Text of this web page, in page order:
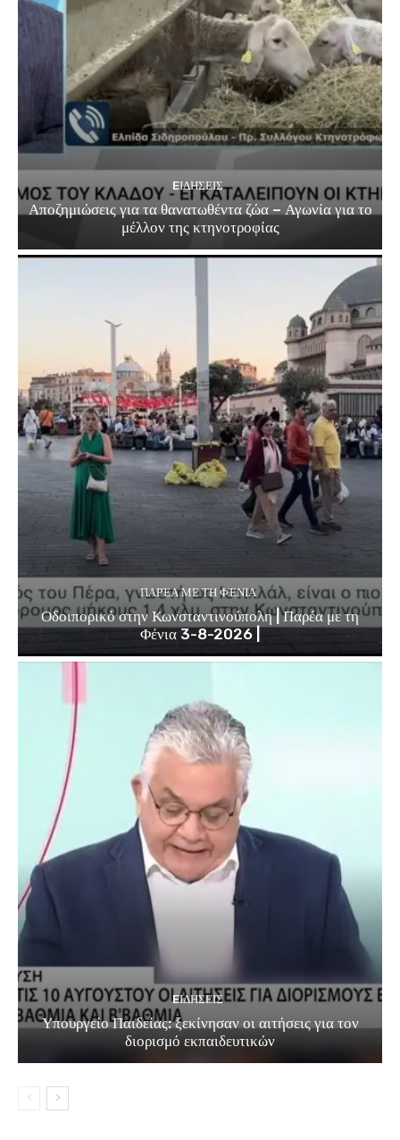
EΙΔΗΣΕΙΣ
Αποζημιώσεις για τα θανατωθέντα ζώα – Αγωνία για το
μέλλον της κτηνοτροφίας
ΠΑΡΈΑ ΜΕ ΤΗ ΦΈΝΙΑ
Οδοιπορικό στην Κωνσταντινούπολη | Παρέα με τη
Φένια 3-8-2026 |
EΙΔΗΣΕΙΣ
Υπουργείο Παιδείας: ξεκίνησαν οι αιτήσεις για τον
διορισμό εκπαιδευτικών